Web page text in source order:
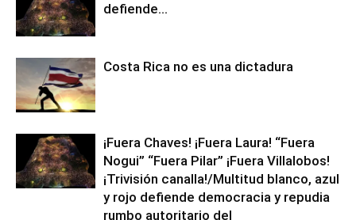
defiende…
Costa Rica no es una dictadura
¡Fuera Chaves! ¡Fuera Laura! “Fuera
Nogui” “Fuera Pilar” ¡Fuera Villalobos!
¡Trivisión canalla!/Multitud blanco, azul
y rojo defiende democracia y repudia
rumbo autoritario del